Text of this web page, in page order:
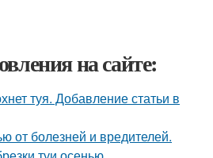
на сайте:
туя. Добавление статьи в
от болезней и вредителей.